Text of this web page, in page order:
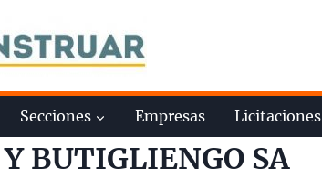
Secciones Empresas Licitaciones
BUTIGLIENGO SA